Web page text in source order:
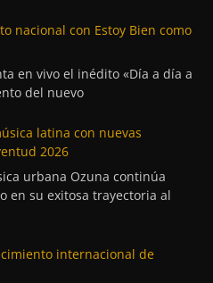
nacional con Estoy Bien como
en vivo el inédito «Día a día a
del nuevo
latina con nuevas
2026
urbana Ozuna continúa
en su exitosa trayectoria al
internacional de